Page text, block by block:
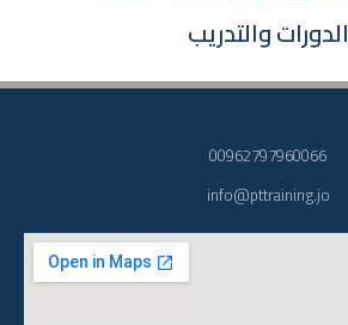
الدورات والتدريب
00962797960066
info@pttraining.jo